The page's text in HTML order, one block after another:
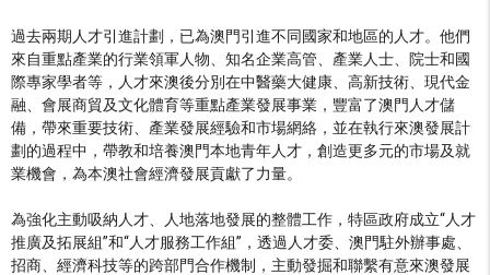
過去兩期人才引進計劃，已為澳門引進不同國家和地區的人才。他們
來自重點產業的行業領軍人物、知名企業高管、產業人士、院士和國
際專家學者等，人才來澳後分別在中醫藥大健康、高新技術、現代金
融、會展商貿及文化體育等重點產業發展事業，豐富了澳門人才儲
備，帶來重要技術、產業發展經驗和市場網絡，並在執行來澳發展計
劃的過程中，帶教和培養澳門本地青年人才，創造更多元的市場及就
業機會，為本澳社會經濟發展貢獻了力量。
為強化主動吸納人才、人地落地發展的整體工作，特區政府成立“人才
推廣及拓展組”和“人才服務工作組”，透過人才委、澳門駐外辦事處、
招商、經濟科技等的跨部門合作機制，主動發掘和聯繫有意來澳發展